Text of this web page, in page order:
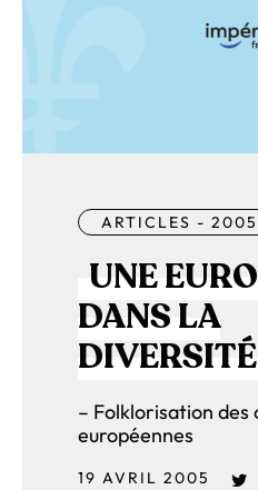
ARTICLES - 2005
UNE
DANS LA
– Folklorisation des
européennes
19 AVRIL 2005